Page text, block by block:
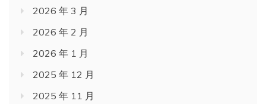
2026 年 3 月
2026 年 2 月
2026 年 1 月
2025 年 12 月
2025 年 11 月